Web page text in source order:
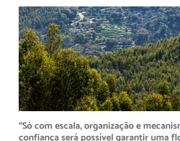
“Só com escala, organização e